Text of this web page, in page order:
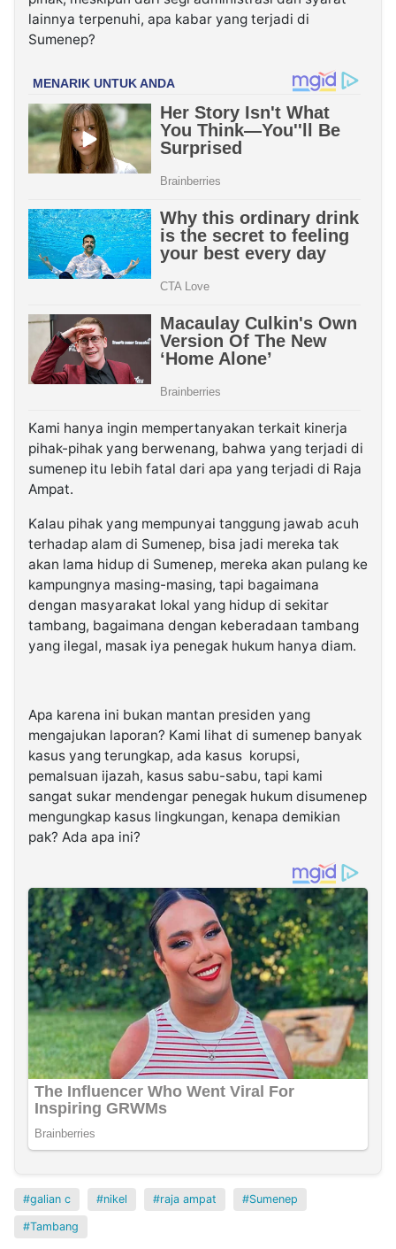
lainnya terpenuhi, apa kabar yang terjadi di
Sumenep?
Kami hanya ingin mempertanyakan terkait kinerja
pihak-pihak yang berwenang, bahwa yang terjadi di
sumenep itu lebih fatal dari apa yang terjadi di Raja
Ampat.
Kalau pihak yang mempunyai tanggung jawab acuh
terhadap alam di Sumenep, bisa jadi mereka tak
akan lama hidup di Sumenep, mereka akan pulang ke
kampungnya masing-masing, tapi bagaimana
dengan masyarakat lokal yang hidup di sekitar
tambang, bagaimana dengan keberadaan tambang
yang ilegal, masak iya penegak hukum hanya diam.
Apa karena ini bukan mantan presiden yang
mengajukan laporan? Kami lihat di sumenep banyak
kasus yang terungkap, ada kasus korupsi,
pemalsuan ijazah, kasus sabu-sabu, tapi kami
sangat sukar mendengar penegak hukum disumenep
mengungkap kasus lingkungan, kenapa demikian
pak? Ada apa ini?
galian c nikel raja ampat Sumenep
Tambang